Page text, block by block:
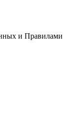
и Правилами